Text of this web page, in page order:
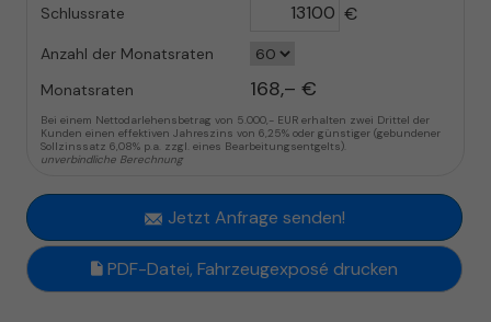
Schlussrate €
Anzahl der Monatsraten
Monatsraten
168,– €
Bei einem Nettodarlehensbetrag von 5.000,- EUR erhalten zwei Drittel der
Kunden einen effektiven Jahreszins von 6,25% oder günstiger (gebundener
Sollzinssatz 6,08% p.a. zzgl. eines Bearbeitungsentgelts).
unverbindliche Berechnung
Jetzt Anfrage senden!
PDF-Datei, Fahrzeugexposé drucken